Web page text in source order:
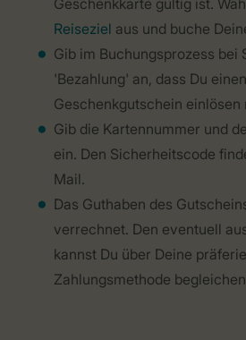
Geschenkkarte gültig ist.
Reiseziel aus und buche
Gib im Buchungsprozess bei
'Bezahlung' an, dass Du einen
Geschenkgutschein einlösen
Gib die Kartennummer und
ein. Den Sicherheitscode
Mail.
Das Guthaben des
verrechnet. Den eventuell
kannst Du über Deine
Zahlungsmethode